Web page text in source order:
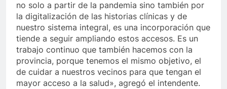
no solo a partir de la pandemia sino también por
la digitalización de las historias clínicas y de
nuestro sistema integral, es una incorporación que
tiende a seguir ampliando estos accesos. Es un
trabajo continuo que también hacemos con la
provincia, porque tenemos el mismo objetivo, el
de cuidar a nuestros vecinos para que tengan el
mayor acceso a la salud», agregó el intendente.